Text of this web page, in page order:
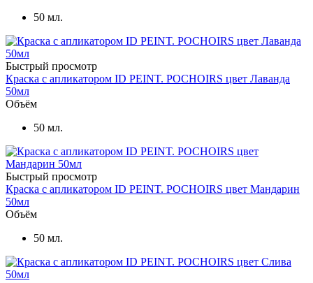
50 мл.
Быстрый просмотр
Краска с апликатором ID PEINT. POCHOIRS цвет Лаванда
50мл
Объём
50 мл.
Быстрый просмотр
Краска с апликатором ID PEINT. POCHOIRS цвет Мандарин
50мл
Объём
50 мл.